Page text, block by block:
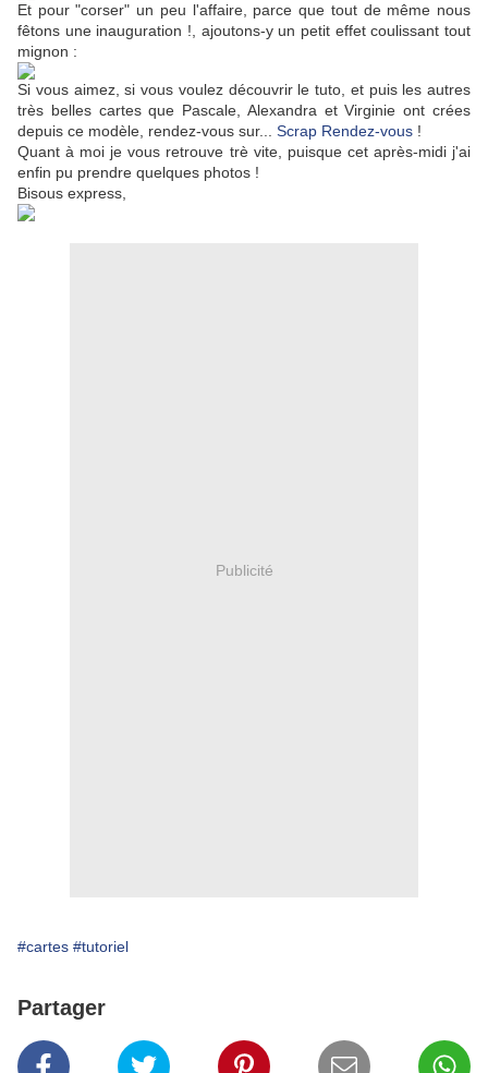
Et pour "corser" un peu l'affaire, parce que tout de même nous
fêtons une inauguration !, ajoutons-y un petit effet coulissant tout
mignon :
Si vous aimez, si vous voulez découvrir le tuto, et puis les autres
très belles cartes que Pascale, Alexandra et Virginie ont crées
depuis ce modèle, rendez-vous sur... Scrap Rendez-vous !
Quant à moi je vous retrouve trè vite, puisque cet après-midi j'ai
enfin pu prendre quelques photos !
Bisous express,
Publicité
#cartes #tutoriel
Partager